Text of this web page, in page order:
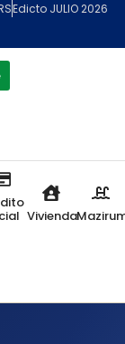
Edicto JULIO 2026
Vivienda